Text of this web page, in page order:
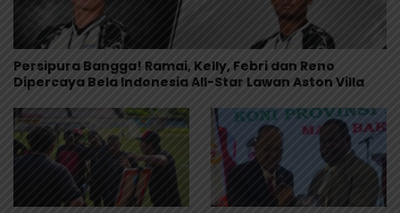
Persipura Bangga! Ramai, Kelly, Febri dan Reno
Dipercaya Bela Indonesia All-Star Lawan Aston Villa